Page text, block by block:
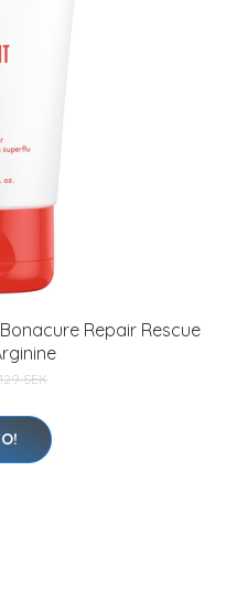
Repair Rescue
129 SEK